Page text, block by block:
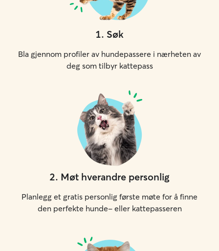
1. Søk
Bla gjennom profiler av hundepassere i nærheten av
deg som tilbyr kattepass
2. Møt hverandre personlig
Planlegg et gratis personlig første møte for å finne
den perfekte hunde- eller kattepasseren